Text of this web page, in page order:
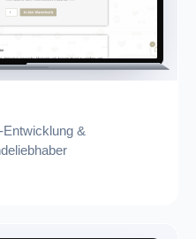
Entwicklung &